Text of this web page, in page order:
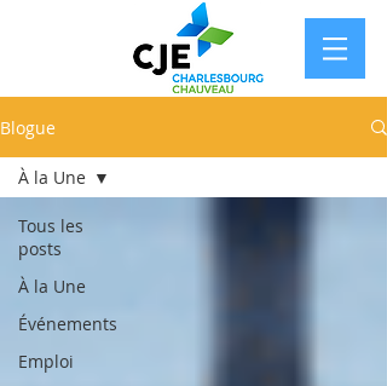
Blogue
Tous les
posts
À la Une
Événements
Emploi
À la Une